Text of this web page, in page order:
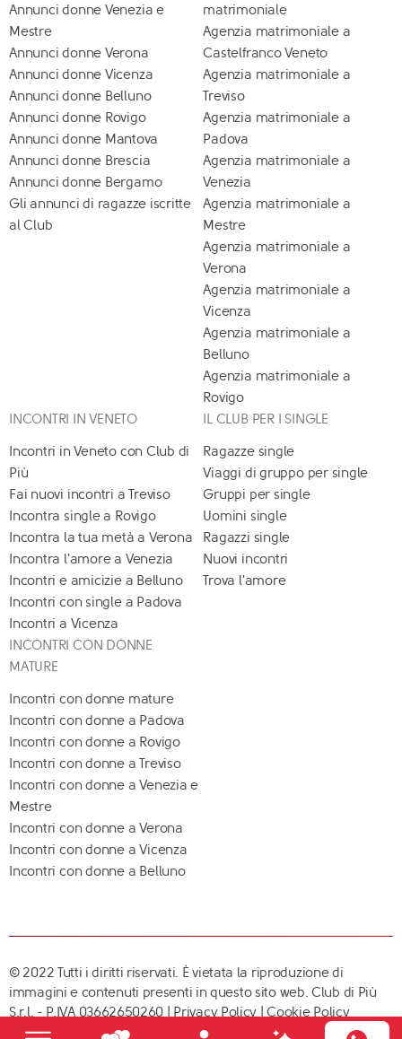
Annunci donne Venezia e
Mestre
Annunci donne Verona
Annunci donne Vicenza
Annunci donne Belluno
Annunci donne Rovigo
Annunci donne Mantova
Annunci donne Brescia
Annunci donne Bergamo
Gli annunci di ragazze iscritte
al Club
matrimoniale
Agenzia matrimoniale a
Castelfranco Veneto
Agenzia matrimoniale a
Treviso
Agenzia matrimoniale a
Padova
Agenzia matrimoniale a
Venezia
Agenzia matrimoniale a
Mestre
Agenzia matrimoniale a
Verona
Agenzia matrimoniale a
Vicenza
Agenzia matrimoniale a
Belluno
Agenzia matrimoniale a
Rovigo
INCONTRI IN VENETO
Incontri in Veneto con Club di
Più
Fai nuovi incontri a Treviso
Incontra single a Rovigo
Incontra la tua metà a Verona
Incontra l'amore a Venezia
Incontri e amicizie a Belluno
Incontri con single a Padova
Incontri a Vicenza
IL CLUB PER I SINGLE
Ragazze single
Viaggi di gruppo per single
Gruppi per single
Uomini single
Ragazzi single
Nuovi incontri
Trova l'amore
INCONTRI CON DONNE
MATURE
Incontri con donne mature
Incontri con donne a Padova
Incontri con donne a Rovigo
Incontri con donne a Treviso
Incontri con donne a Venezia e
Mestre
Incontri con donne a Verona
Incontri con donne a Vicenza
Incontri con donne a Belluno
© 2022 Tutti i diritti riservati. È vietata la riproduzione di
immagini e contenuti presenti in questo sito web. Club di Più
S.r.l. - P.IVA 03662650260 | Privacy Policy |Cookie Policy